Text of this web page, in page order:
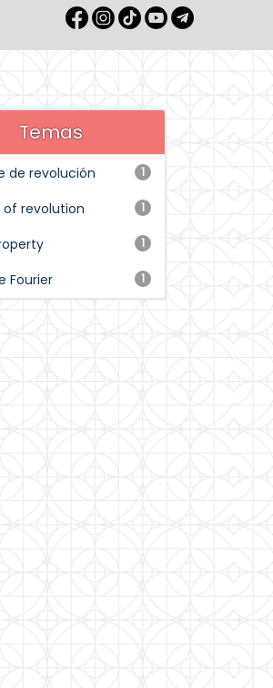
Temas
1
de revolución
1
of revolution
1
1
Fourier